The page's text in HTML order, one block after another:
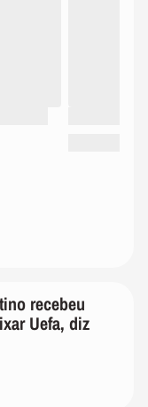
recebeu
Uefa, diz